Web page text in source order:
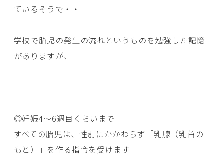
ているそうで・・
学校で胎児の発生の流れというものを勉強した記憶
がありますが、
◎妊娠4〜6週目くらいまで
すべての胎児は、性別にかかわらず「乳腺（乳首の
もと）」を作る指令を受けます